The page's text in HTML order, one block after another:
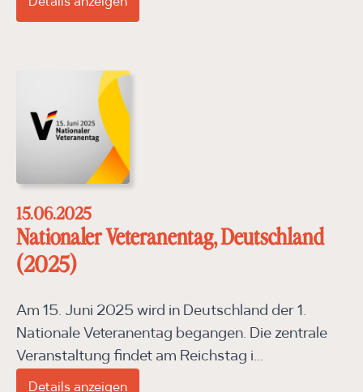
15.06.2025
Nationaler Veteranentag, Deutschland
(2025)
Am 15. Juni 2025 wird in Deutschland der 1.
Nationale Veteranentag begangen. Die zentrale
Veranstaltung findet am Reichstag i...
Details anzeigen